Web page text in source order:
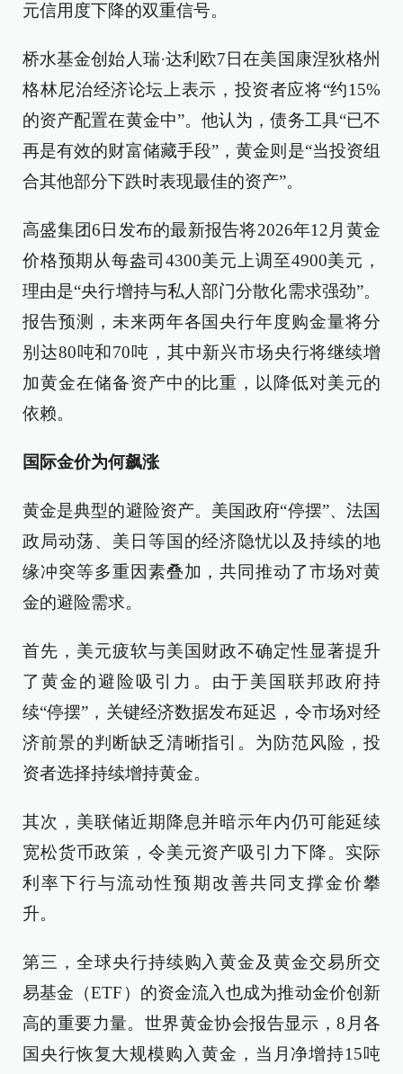
元信用度下降的双重信号。
桥水基金创始人瑞·达利欧7日在美国康涅狄格州
格林尼治经济论坛上表示，投资者应将“约15%
的资产配置在黄金中”。他认为，债务工具“已不
再是有效的财富储藏手段”，黄金则是“当投资组
合其他部分下跌时表现最佳的资产”。
高盛集团6日发布的最新报告将2026年12月黄金
价格预期从每盎司4300美元上调至4900美元，
理由是“央行增持与私人部门分散化需求强劲”。
报告预测，未来两年各国央行年度购金量将分
别达80吨和70吨，其中新兴市场央行将继续增
加黄金在储备资产中的比重，以降低对美元的
依赖。
国际金价为何飙涨
黄金是典型的避险资产。美国政府“停摆”、法国
政局动荡、美日等国的经济隐忧以及持续的地
缘冲突等多重因素叠加，共同推动了市场对黄
金的避险需求。
首先，美元疲软与美国财政不确定性显著提升
了黄金的避险吸引力。由于美国联邦政府持
续“停摆”，关键经济数据发布延迟，令市场对经
济前景的判断缺乏清晰指引。为防范风险，投
资者选择持续增持黄金。
其次，美联储近期降息并暗示年内仍可能延续
宽松货币政策，令美元资产吸引力下降。实际
利率下行与流动性预期改善共同支撑金价攀
升。
第三，全球央行持续购入黄金及黄金交易所交
易基金（ETF）的资金流入也成为推动金价创新
高的重要力量。世界黄金协会报告显示，8月各
国央行恢复大规模购入黄金，当月净增持15吨